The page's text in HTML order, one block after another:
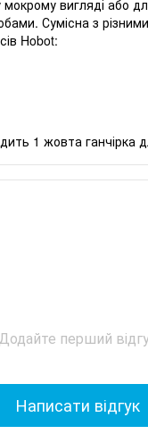
вигляді або
Сумісна з
Hobot:
1 жовта ганчірка
Додайте перший
Написати відгук